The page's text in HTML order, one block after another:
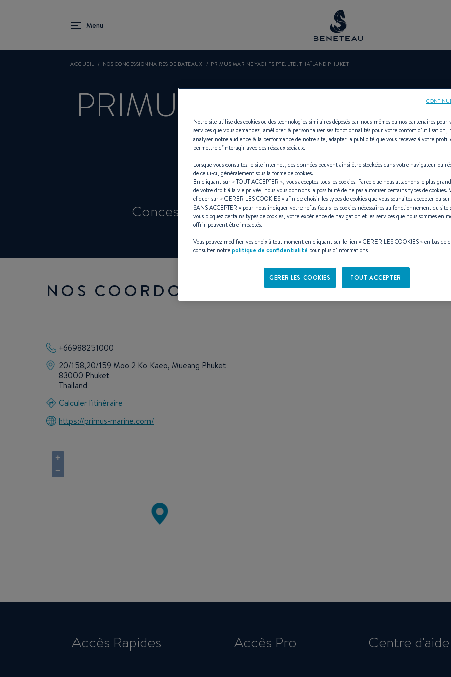
ACCUEIL NOS CONCESSIONNAIRES DE BATEAUX PRIMUS MARINE YACHTS PTE. LTD. THAÏLAND PHUKET
PRIMUS MARINE
THAÏLAND
Concessionnaire Voiliers, In-bord, Hors-bord, First
NOS COORDONNÉES
+66988251000
20/158,20/159 Moo 2 Ko Kaeo, Mueang Phuket
83000 Phuket
Thailand
Calculer l'itinéraire
https://primus-marine.com/
+
−
Accès Rapides Accès Pro Centre d'aide
Notre site utilise des cookies ou des technologies similaires déposés par nous-mêmes ou nos partenaires
services que vous demandez, améliorer & personnaliser ses fonctionnalités pour votre confort d’utilisation,
analyser notre audience & la performance de notre site, adapter la publicité que vous recevez à votre profil
permettre d’interagir avec des réseaux sociaux.
Lorsque vous consultez le site internet, des données peuvent ainsi être stockées dans votre navigateur ou
de celui-ci, généralement sous la forme de cookies.
En cliquant sur «TOUT ACCEPTER », vous acceptez tous les cookies. Parce que nous attachons le plus
de votre droit à la vie privée, nous vous donnons la possibilité de ne pas autoriser certains types de cookies.
cliquer sur «GERER LES COOKIES» afin de choisir les types de cookies que vous souhaitez accepter ou
SANS ACCEPTER » pour nous indiquer votre refus (seuls les cookies nécessaires au fonctionnement du site
vous bloquez certains types de cookies, votre expérience de navigation et les services que nous sommes en
offrir peuvent être impactés.
Vous pouvez modifier vos choix à tout moment en cliquant sur le lien «GERER LES COOKIES» en bas de
consulter notrepolitique de confidentialité pour plus d’informations
GERER LES COOKIES TOUT ACCEPTER